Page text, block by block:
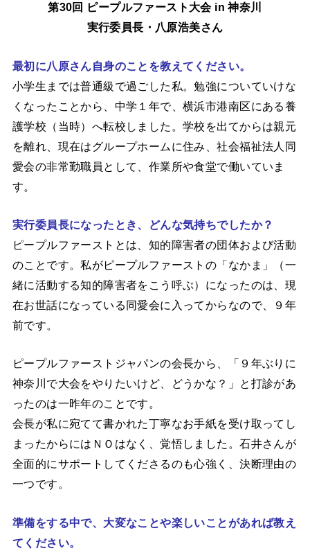
第30回 ピープルファースト大会 in 神奈川
実行委員長・八原浩美さん
最初に八原さん自身のことを教えてください。
小学生までは普通級で過ごした私。勉強についていけな
くなったことから、中学１年で、横浜市港南区にある養
護学校（当時）へ転校しました。学校を出てからは親元
を離れ、現在はグループホームに住み、社会福祉法人同
愛会の非常勤職員として、作業所や食堂で働いていま
す。
実行委員長になったとき、どんな気持ちでしたか？
ピープルファーストとは、知的障害者の団体および活動
のことです。私がピープルファーストの「なかま」（一
緒に活動する知的障害者をこう呼ぶ）になったのは、現
在お世話になっている同愛会に入ってからなので、９年
前です。
ピープルファーストジャパンの会長から、「９年ぶりに
神奈川で大会をやりたいけど、どうかな？」と打診があ
ったのは一昨年のことです。
会長が私に宛てて書かれた丁寧なお手紙を受け取ってし
まったからにはＮＯはなく、覚悟しました。石井さんが
全面的にサポートしてくださるのも心強く、決断理由の
一つです。
準備をする中で、大変なことや楽しいことがあれば教え
てください。